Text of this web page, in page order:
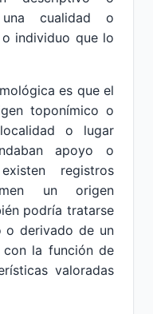
cualidad o
individuo que lo
es que el
toponímico o
o lugar
apoyo o
registros
un origen
podría tratarse
o derivado de un
la función de
valoradas